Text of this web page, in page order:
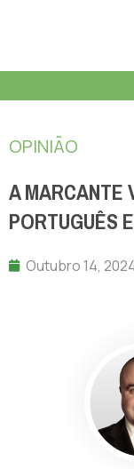
OPINIÃO
A MARCANTE
PORTUGUÊS
Outubro 14,